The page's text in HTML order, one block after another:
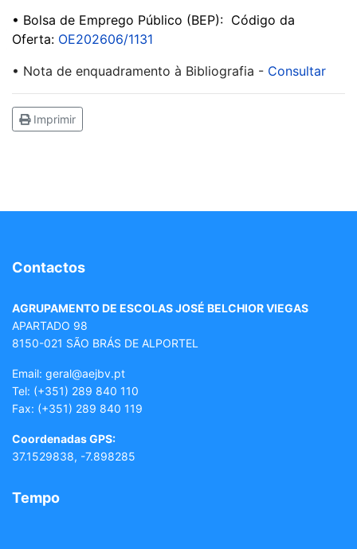
• Bolsa de Emprego Público (BEP): Código da
Oferta: OE202606/1131
• Nota de enquadramento à Bibliografia - Consultar
Imprimir
Contactos
AGRUPAMENTO DE ESCOLAS JOSÉ BELCHIOR VIEGAS
APARTADO 98
8150-021 SÃO BRÁS DE ALPORTEL
Email: geral@aejbv.pt
Tel: (+351) 289 840 110
Fax: (+351) 289 840 119
Coordenadas GPS:
37.1529838, -7.898285
Tempo